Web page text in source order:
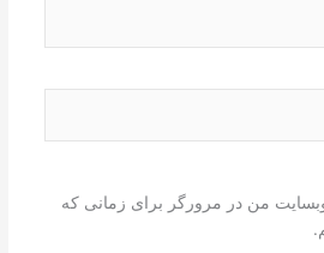
وبسایت من در مرورگر برای زمانی که